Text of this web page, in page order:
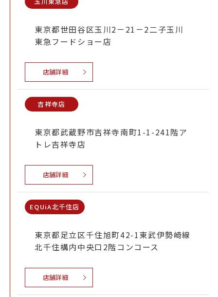
東京都世田谷区玉川2－21－2二子玉川
東急フードショー店
店舗詳細
吉祥寺店
東京都武蔵野市吉祥寺南町1-1-241階ア
トレ吉祥寺店
店舗詳細
EQUiA北千住店
東京都足立区千住旭町42-1東武伊勢崎線
北千住構内中央口2階コンコース
店舗詳細